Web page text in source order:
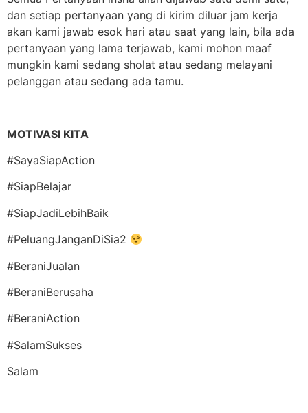
dan setiap pertanyaan yang di kirim diluar jam kerja
akan kami jawab esok hari atau saat yang lain, bila ada
pertanyaan yang lama terjawab, kami mohon maaf
mungkin kami sedang sholat atau sedang melayani
pelanggan atau sedang ada tamu.
MOTIVASI KITA
#SayaSiapAction
#SiapBelajar
#SiapJadiLebihBaik
#PeluangJanganDiSia2
#BeraniJualan
#BeraniBerusaha
#BeraniAction
#SalamSukses
Salam